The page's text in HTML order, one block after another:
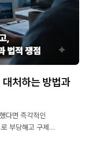
처하는 방법과
다면 즉각적인
부당해고 구제와